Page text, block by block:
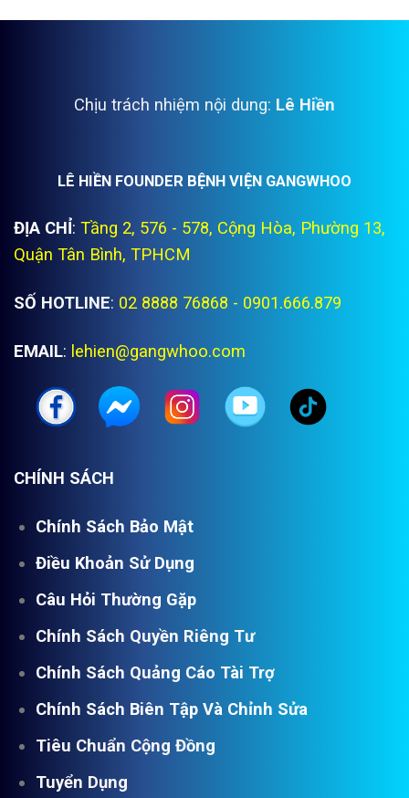
Chịu trách nhiệm nội dung: Lê Hiền
LÊ HIỀN FOUNDER BỆNH VIỆN GANGWHOO
ĐỊA CHỈ: Tầng 2, 576 - 578, Cộng Hòa, Phường 13,
Quận Tân Bình, TPHCM
SỐ HOTLINE: 02 8888 76868 - 0901.666.879
EMAIL: lehien@gangwhoo.com
CHÍNH SÁCH
Chính Sách Bảo Mật
Điều Khoản Sử Dụng
Câu Hỏi Thường Gặp
Chính Sách Quyền Riêng Tư
Chính Sách Quảng Cáo Tài Trợ
Chính Sách Biên Tập Và Chỉnh Sửa
Tiêu Chuẩn Cộng Đồng
Tuyển Dụng